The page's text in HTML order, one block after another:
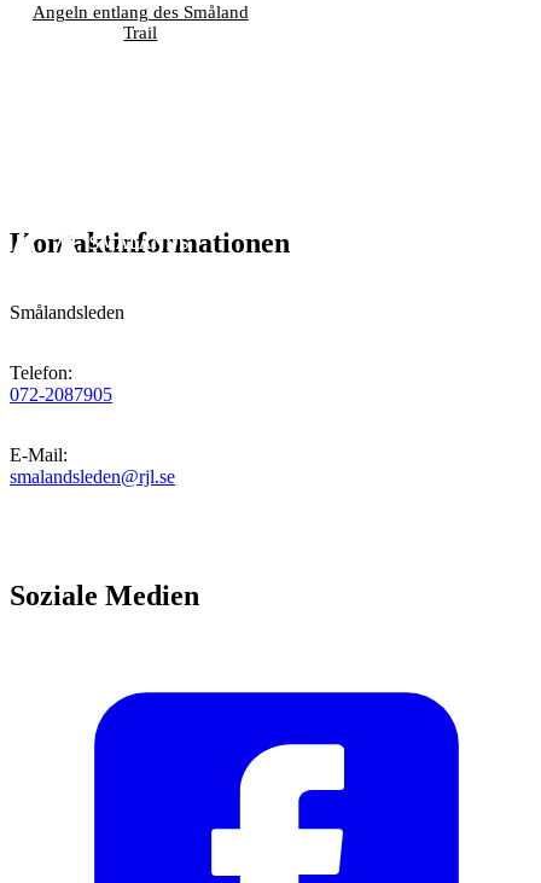
Angeln entlang des Småland
Trail
Kontaktinformationen
Smålandsleden
Telefon:
072-2087905
E-Mail:
smalandsleden@rjl.se
Soziale Medien